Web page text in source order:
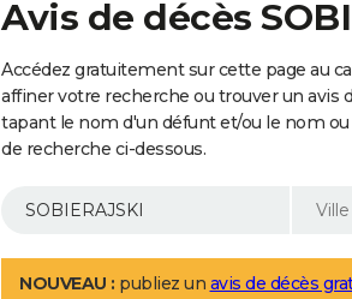
Avis de décès
Accédez gratuitement sur cette page au
affiner votre recherche ou trouver un avis
tapant le nom d'un défunt et/ou le nom
de recherche ci-dessous.
NOUVEAU : publiez un avis de décès